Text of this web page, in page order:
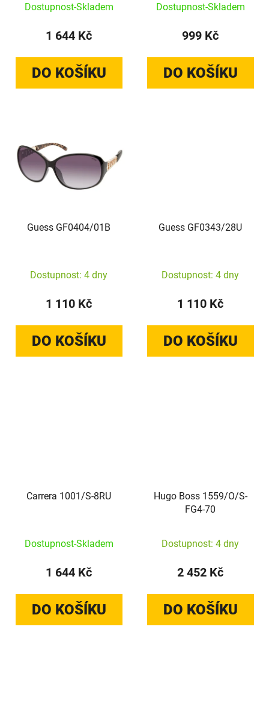
Dostupnost-Skladem
1 644 Kč
DO KOŠÍKU
Dostupnost-Skladem
999 Kč
DO KOŠÍKU
Guess GF0404/01B
Dostupnost: 4 dny
1 110 Kč
DO KOŠÍKU
Guess GF0343/28U
Dostupnost: 4 dny
1 110 Kč
DO KOŠÍKU
Carrera 1001/S-8RU
Dostupnost-Skladem
1 644 Kč
DO KOŠÍKU
Hugo Boss 1559/O/S-
FG4-70
Dostupnost: 4 dny
2 452 Kč
DO KOŠÍKU